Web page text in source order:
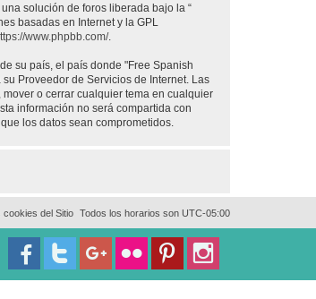
solución de foros liberada bajo la “
basadas en Internet y la GPL
www.phpbb.com/.
su país, el país donde "Free Spanish
Proveedor de Servicios de Internet. Las
o cerrar cualquier tema en cualquier
información no será compartida con
los datos sean comprometidos.
Todos los horarios son UTC-05:00
cookies del Sitio